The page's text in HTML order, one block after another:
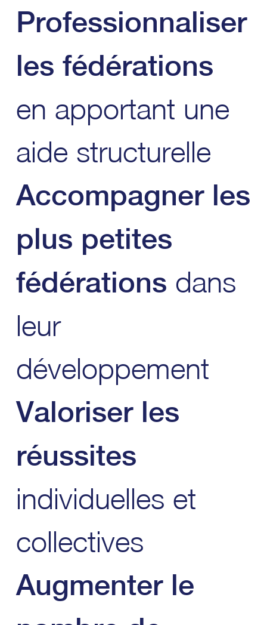
Professionnaliser
les fédérations
en apportant une
aide structurelle
Accompagner les
plus petites
fédérations dans
leur
développement
Valoriser les
réussites
individuelles et
collectives
Augmenter le